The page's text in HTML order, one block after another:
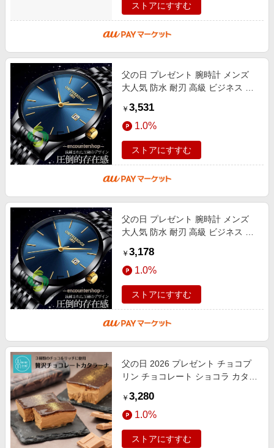
ストアにすすむ
父の日 プレゼント 腕時計 メンズ
大人気 防水 耐刃 高級 ビジネス 時
オーツ腕時計 男の魅力を演出
￥ 3,531
1.0%
ストアにすすむ
父の日 プレゼント 腕時計 メンズ
大人気 防水 耐刃 高級 ビジネス 時
オーツ腕時計 男の魅力を演出
￥ 3,178
1.0%
ストアにすすむ
父の日 2026 プレゼント チョコプ
リン チョコレート ショコラ カタラ
コ チョコテリーヌ お菓子 手土産
￥ 3,280
1.0%
ストアにすすむ